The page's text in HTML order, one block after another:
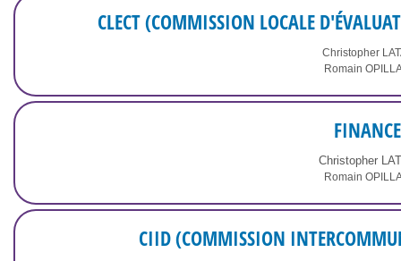
CLECT (COMMISSION LOCALE
Christopher
Romain
Christopher
Romain
CIID (COMMISSION